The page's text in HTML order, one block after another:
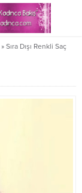
» Sıra Dışı Renkli Saç